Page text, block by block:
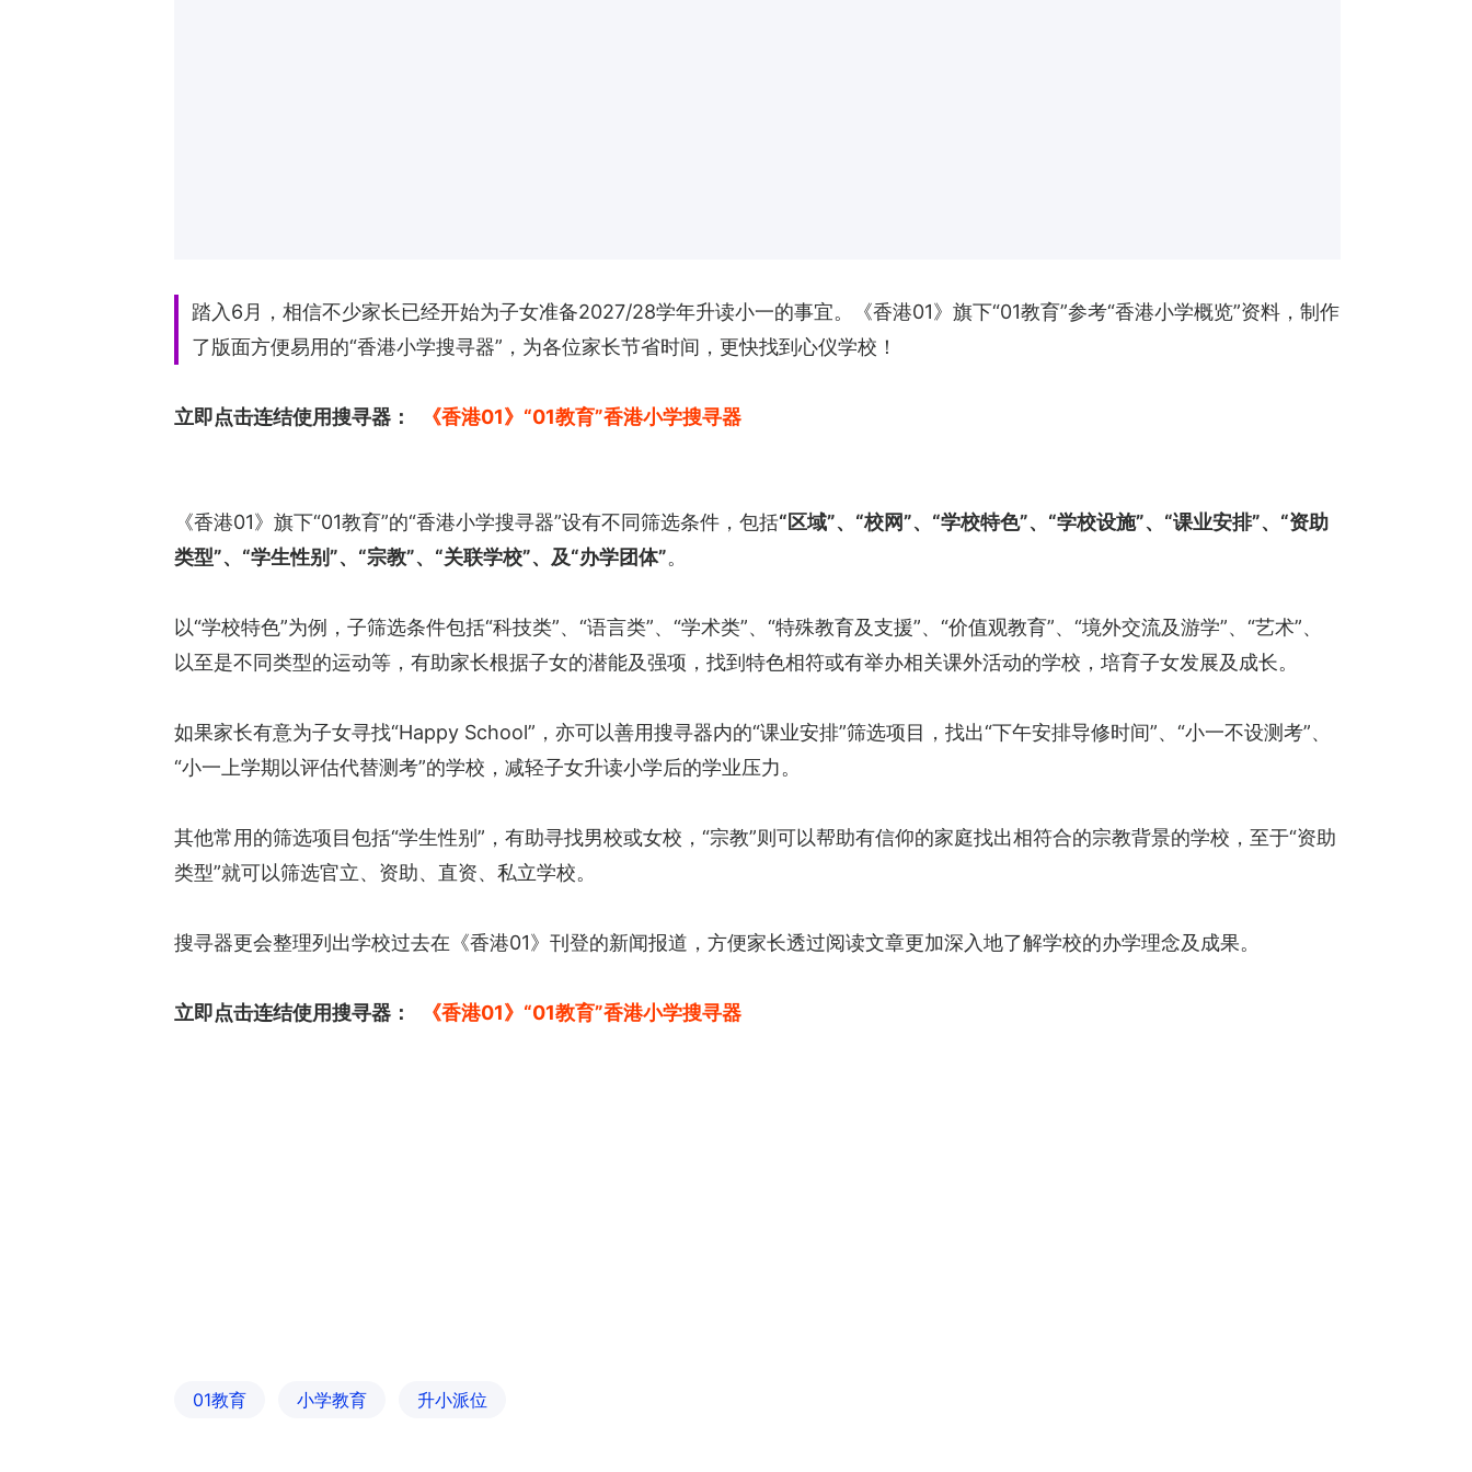
踏入6月，相信不少家长已经开始为子女准备2027/28学年升读小一的事宜。《香港01》旗下“01教育”参考“香港小学概览”资料，制作
了版面方便易用的“香港小学搜寻器”，为各位家长节省时间，更快找到心仪学校！
立即点击连结使用搜寻器： 《香港01》“01教育”香港小学搜寻器
《香港01》旗下“01教育”的“香港小学搜寻器”设有不同筛选条件，包括“区域”、“校网”、“学校特色”、“学校设施”、“课业安排”、“资助
类型”、“学生性别”、“宗教”、“关联学校”、及“办学团体”。
以“学校特色”为例，子筛选条件包括“科技类”、“语言类”、“学术类”、“特殊教育及支援”、“价值观教育”、“境外交流及游学”、“艺术”、
以至是不同类型的运动等，有助家长根据子女的潜能及强项，找到特色相符或有举办相关课外活动的学校，培育子女发展及成长。
如果家长有意为子女寻找“Happy School”，亦可以善用搜寻器内的“课业安排”筛选项目，找出“下午安排导修时间”、“小一不设测考”、
“小一上学期以评估代替测考”的学校，减轻子女升读小学后的学业压力。
其他常用的筛选项目包括“学生性别”，有助寻找男校或女校，“宗教”则可以帮助有信仰的家庭找出相符合的宗教背景的学校，至于“资助
类型”就可以筛选官立、资助、直资、私立学校。
搜寻器更会整理列出学校过去在《香港01》刊登的新闻报道，方便家长透过阅读文章更加深入地了解学校的办学理念及成果。
立即点击连结使用搜寻器： 《香港01》“01教育”香港小学搜寻器
01教育 小学教育 升小派位